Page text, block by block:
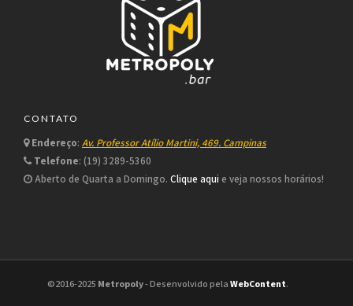
CONTATO
Endereço: Av. Professor Atílio Martini, 469. Campinas
Telefone: (19) 3289-5360
Aberto de Quarta a Domingo. Clique aqui e veja nossos horários!
©2016-2025 Metropoly- Desenvolvido pela WebContent.